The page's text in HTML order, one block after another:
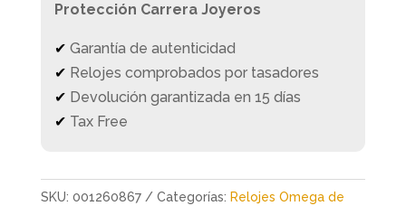
Protección Carrera Joyeros
✔ Garantía de autenticidad
✔ Relojes comprobados por tasadores
✔ Devolución garantizada en 15 días
✔ Tax Free
SKU: 001260867 Categorías: Relojes Omega de